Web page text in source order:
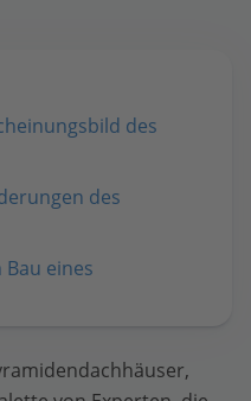
des
des
eines